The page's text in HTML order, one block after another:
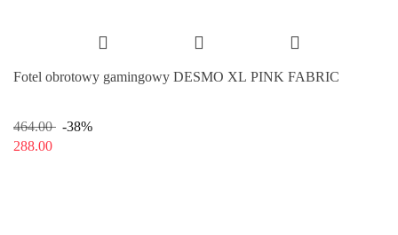
Fotel obrotowy gamingowy DESMO XL PINK FABRIC
464.00
-38%
288.00